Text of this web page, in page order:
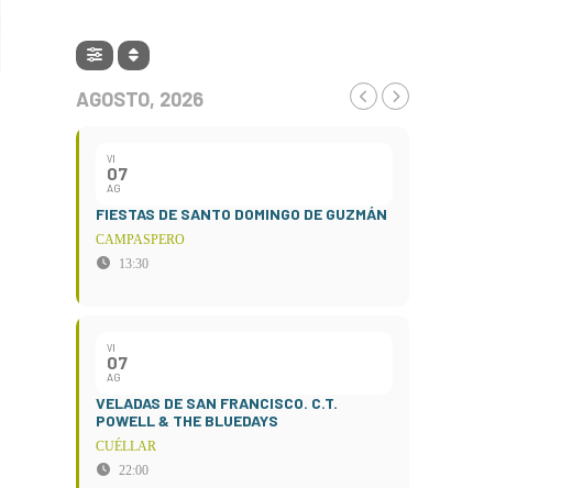
AGOSTO, 2026
VI
07
AG
FIESTAS DE SANTO DOMINGO DE GUZMÁN
CAMPASPERO
13:30
VI
07
AG
VELADAS DE SAN FRANCISCO. C.T.
POWELL & THE BLUEDAYS
CUÉLLAR
22:00